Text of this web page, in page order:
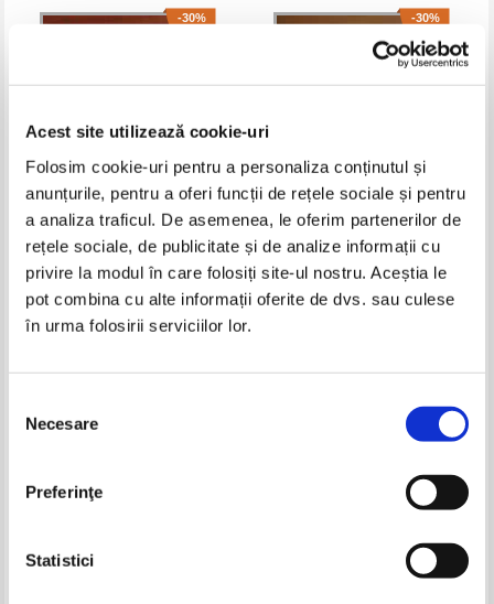
Acest site utilizează cookie-uri
Folosim cookie-uri pentru a personaliza conținutul și
anunțurile, pentru a oferi funcții de rețele sociale și pentru
a analiza traficul. De asemenea, le oferim partenerilor de
rețele sociale, de publicitate și de analize informații cu
privire la modul în care folosiți site-ul nostru. Aceștia le
pot combina cu alte informații oferite de dvs. sau culese
în urma folosirii serviciilor lor.
consimțământului
Necesare
Preferinţe
Statistici
-30%
John Connolly - Nelinistitii
Pret:50,00Lei 35,00 Lei
Adaugă în coș
-30%
Tom Clancy - Ordine
prezidentiale (2 volume)
Pret:50,00Lei 35,00 Lei